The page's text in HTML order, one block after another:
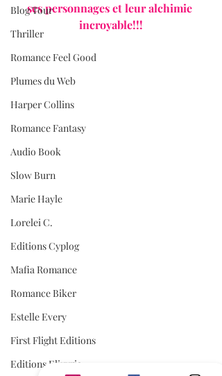
Blog Tour
Thriller
Romance Feel Good
Plumes du Web
Harper Collins
Romance Fantasy
Audio Book
Slow Burn
Marie Hayle
Lorelei C.
Editions Cyplog
Mafia Romance
Romance Biker
Estelle Every
First Flight Editions
Editions Elixyria
ses personnages et leur alchimie
incroyable!!!